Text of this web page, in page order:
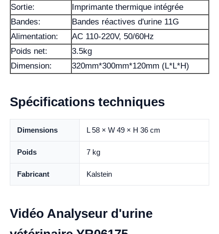
Sortie:
Imprimante thermique intégrée
Bandes:
Bandes réactives d'urine 11G
Alimentation:
AC 110-220V, 50/60Hz
Poids net:
3.5kg
Dimension:
320mm*300mm*120mm (L*L*H)
Spécifications techniques
Dimensions L 58 × W 49 × H 36 cm
Poids 7 kg
Fabricant Kalstein
Vidéo Analyseur d'urine